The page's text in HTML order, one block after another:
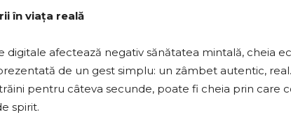
în viața reală
afectează negativ sănătatea mintală, cheia
de un gest simplu: un zâmbet autentic,
pentru câteva secunde, poate fi cheia prin care
spirit.